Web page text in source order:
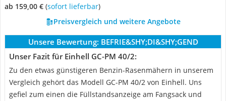
ab 159,00 € ( Sofort lieferbar)
Preisvergleich und weitere Angebote
Unsere Bewertung: BEFRIE&SHY;DI&SHY;GEND
Unser Fazit für Einhell GC-PM 40/2:
Zu den etwas günstigeren Benzin-Rasenmähern in unserem
Vergleich gehört das Modell GC-PM 40/2 von Einhell. Uns
gefiel zum einen die Füllstandsanzeige am Fangsack und